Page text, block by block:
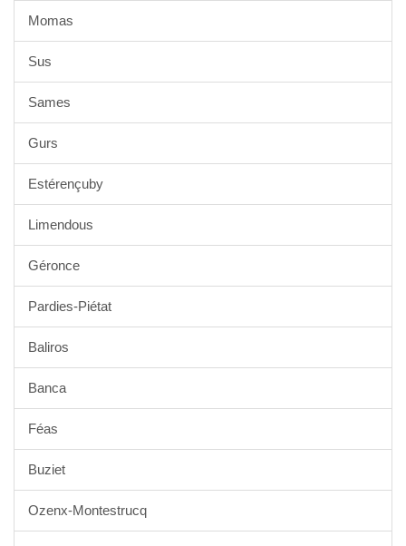
Momas
Sus
Sames
Gurs
Estérençuby
Limendous
Géronce
Pardies-Piétat
Baliros
Banca
Féas
Buziet
Ozenx-Montestrucq